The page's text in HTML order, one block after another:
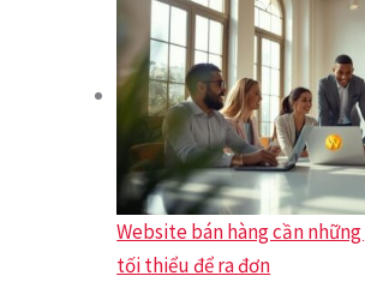
Website bán hàng cần
tối thiểu để ra đơn